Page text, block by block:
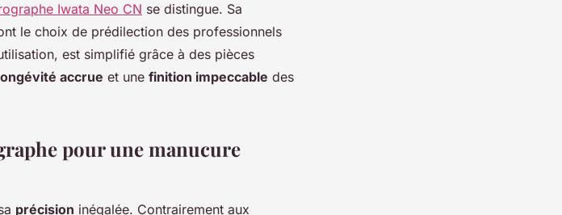
Iwata Neo CN se distingue. Sa
le choix de prédilection des professionnels
est simplifié grâce à des pièces
accrue et une finition impeccable des
pour une manucure
précision inégalée. Contrairement aux